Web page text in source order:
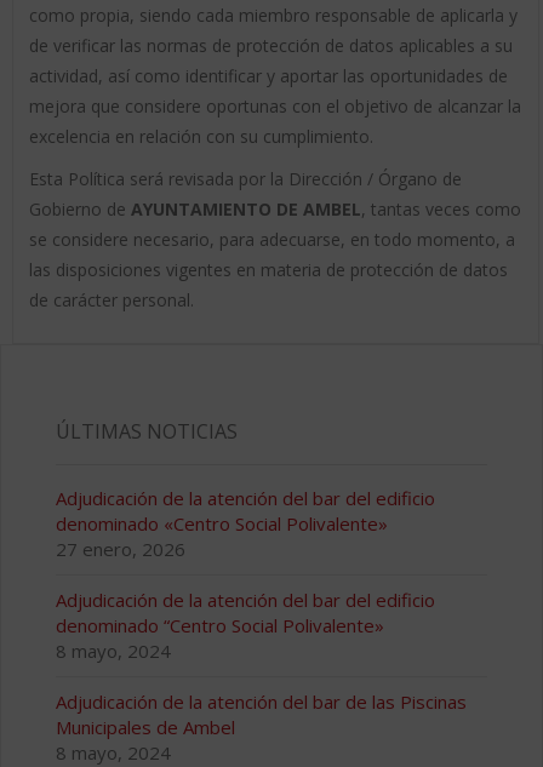
como propia, siendo cada miembro responsable de aplicarla y
de verificar las normas de protección de datos aplicables a su
actividad, así como identificar y aportar las oportunidades de
mejora que considere oportunas con el objetivo de alcanzar la
excelencia en relación con su cumplimiento.
Esta Política será revisada por la Dirección / Órgano de
Gobierno de AYUNTAMIENTO DE AMBEL, tantas veces como
se considere necesario, para adecuarse, en todo momento, a
las disposiciones vigentes en materia de protección de datos
de carácter personal.
ÚLTIMAS NOTICIAS
Adjudicación de la atención del bar del edificio
denominado «Centro Social Polivalente»
27 enero, 2026
Adjudicación de la atención del bar del edificio
denominado “Centro Social Polivalente»
8 mayo, 2024
Adjudicación de la atención del bar de las Piscinas
Municipales de Ambel
8 mayo, 2024